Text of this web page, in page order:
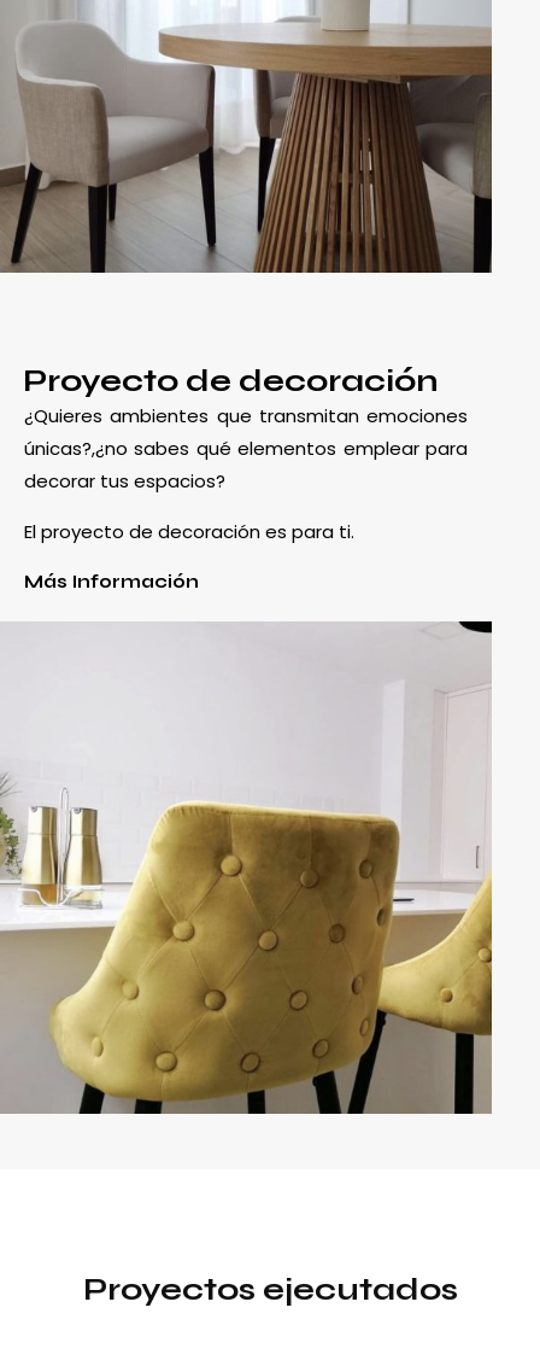
Proyecto de decoración
¿Quieres ambientes que transmitan emociones
únicas?,¿no sabes qué elementos emplear para
decorar tus espacios?
El proyecto de decoración es para ti.
Más Información
Proyectos ejecutados